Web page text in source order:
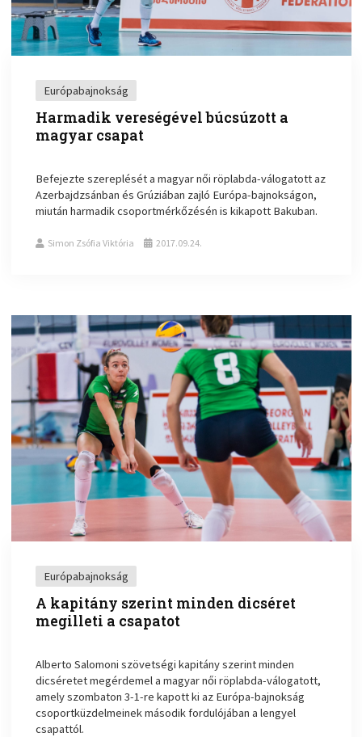
Európabajnokság
Harmadik vereségével búcsúzott a
magyar csapat
Befejezte szereplését a magyar női röplabda-válogatott az
Azerbajdzsánban és Grúziában zajló Európa-bajnokságon,
miután harmadik csoportmérkőzésén is kikapott Bakuban.
Simon Zsófia Viktória 2017.09.24.
Európabajnokság
A kapitány szerint minden dicséret
megilleti a csapatot
Alberto Salomoni szövetségi kapitány szerint minden
dicséretet megérdemel a magyar női röplabda-válogatott,
amely szombaton 3-1-re kapott ki az Európa-bajnokság
csoportküzdelmeinek második fordulójában a lengyel
csapattól.